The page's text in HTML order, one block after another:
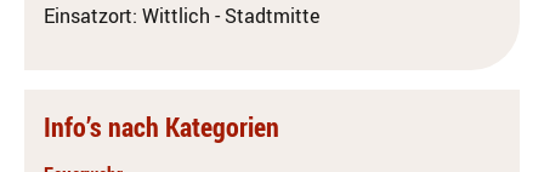
Einsatzort: Wittlich - Stadtmitte
Info’s nach Kategorien